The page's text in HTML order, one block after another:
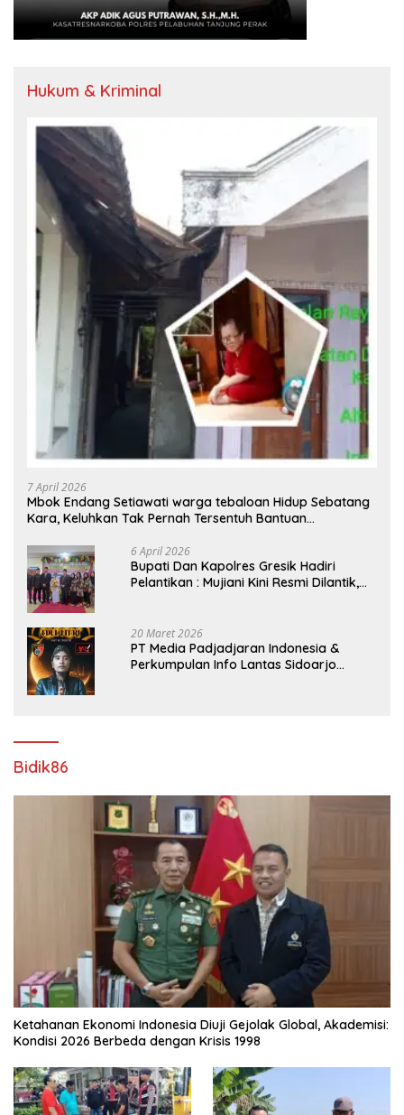
Hukum & Kriminal
7 April 2026
Mbok Endang Setiawati warga tebaloan Hidup Sebatang
Kara, Keluhkan Tak Pernah Tersentuh Bantuan
6 April 2026
​Bupati Dan Kapolres Gresik Hadiri
Pelantikan : Mujiani Kini Resmi Dilantik,
20 Maret 2026
PT Media Padjadjaran Indonesia &
Perkumpulan Info Lantas Sidoarjo
Bidik86
Ketahanan Ekonomi Indonesia Diuji Gejolak Global, Akademisi:
Kondisi 2026 Berbeda dengan Krisis 1998